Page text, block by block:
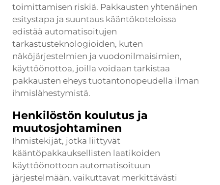
toimittamisen riskiä. Pakkausten yhtenäinen
esitystapa ja suuntaus kääntökoteloissa
edistää automatisoitujen
tarkastusteknologioiden, kuten
näköjärjestelmien ja vuodonilmaisimien,
käyttöönottoa, joilla voidaan tarkistaa
pakkausten eheys tuotantonopeudella ilman
ihmislähestymistä.
Henkilöstön koulutus ja
muutosjohtaminen
Ihmistekijät, jotka liittyvät
kääntöpakkauksellisten laatikoiden
käyttöönottoon automatisoituun
järjestelmään, vaikuttavat merkittävästi